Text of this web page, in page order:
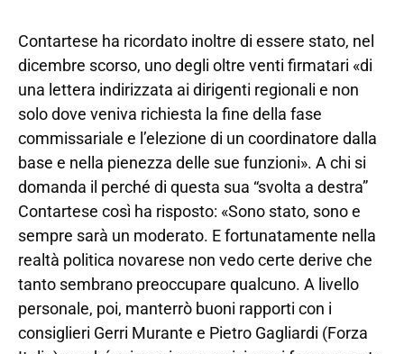
Contartese ha ricordato inoltre di essere stato, nel
dicembre scorso, uno degli oltre venti firmatari «di
una lettera indirizzata ai dirigenti regionali e non
solo dove veniva richiesta la fine della fase
commissariale e l’elezione di un coordinatore dalla
base e nella pienezza delle sue funzioni». A chi si
domanda il perché di questa sua “svolta a destra”
Contartese così ha risposto: «Sono stato, sono e
sempre sarà un moderato. E fortunatamente nella
realtà politica novarese non vedo certe derive che
tanto sembrano preoccupare qualcuno. A livello
personale, poi, manterrò buoni rapporti con i
consiglieri Gerri Murante e Pietro Gagliardi (Forza